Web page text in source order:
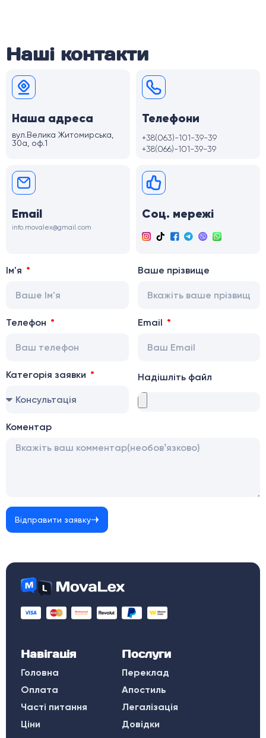
Наші контакти
Наша адреса
вул.Велика Житомирська,
30а, оф.1
Телефони
+38(063)-101-39-39
+38(066)-101-39-39
Email
info.movalex@gmail.com
Соц. мережі
Ім'я Ваше прізвище
Телефон Email
Категорія заявки Надішліть файл
Коментар
Відправити заявку
Навігація
Головна
Оплата
Часті питання
Ціни
Послуги
Переклад
Апостиль
Легалізація
Довідки